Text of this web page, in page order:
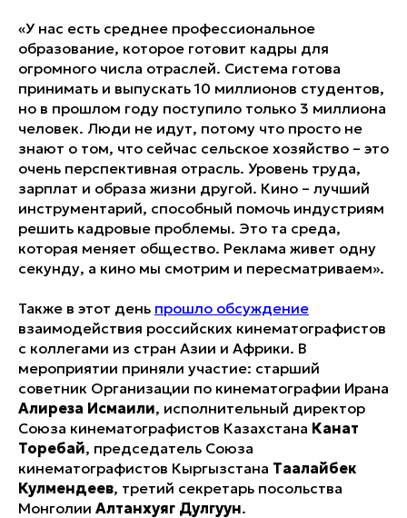
«У нас есть среднее профессиональное
образование, которое готовит кадры для
огромного числа отраслей. Система готова
принимать и выпускать 10 миллионов студентов,
но в прошлом году поступило только 3 миллиона
человек. Люди не идут, потому что просто не
знают о том, что сейчас сельское хозяйство – это
очень перспективная отрасль. Уровень труда,
зарплат и образа жизни другой. Кино – лучший
инструментарий, способный помочь индустриям
решить кадровые проблемы. Это та среда,
которая меняет общество. Реклама живет одну
секунду, а кино мы смотрим и пересматриваем».
Также в этот день прошло обсуждение
взаимодействия российских кинематографистов
с коллегами из стран Азии и Африки. В
мероприятии приняли участие: старший
советник Организации по кинематографии Ирана
Алиреза Исмаили, исполнительный директор
Союза кинематографистов Казахстана Канат
Торебай, председатель Союза
кинематографистов Кыргызстана Таалайбек
Кулмендеев, третий секретарь посольства
Монголии Алтанхуяг Дулгуун.